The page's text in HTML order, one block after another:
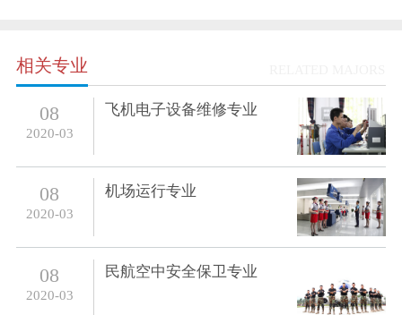
相关专业
08
2020-03
飞机电子设备维修专业
08
2020-03
机场运行专业
08
2020-03
民航空中安全保卫专业